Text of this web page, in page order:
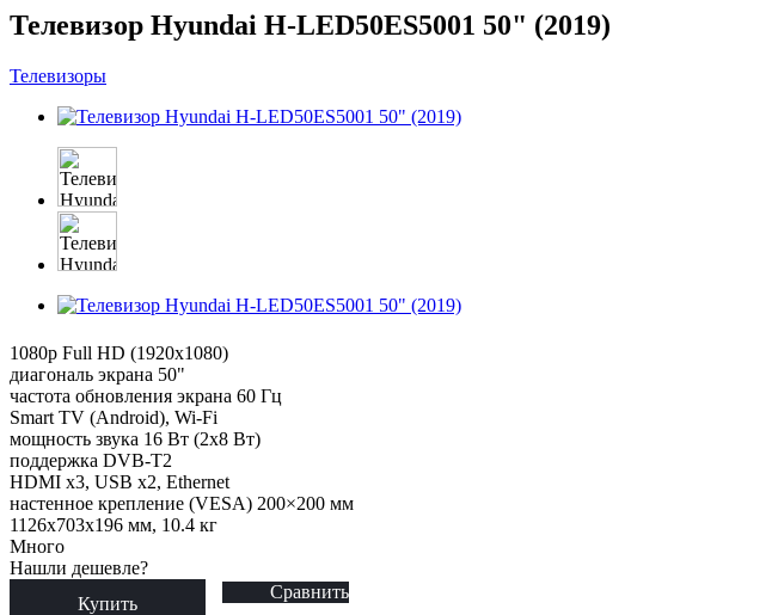
Телевизор Hyundai H-LED50ES5001 50" (2019)
Телевизоры
1080p Full HD (1920x1080)
диагональ экрана 50"
частота обновления экрана 60 Гц
Smart TV (Android), Wi-Fi
мощность звука 16 Вт (2x8 Вт)
поддержка DVB-T2
HDMI x3, USB x2, Ethernet
настенное крепление (VESA) 200×200 мм
1126x703x196 мм, 10.4 кг
Много
Нашли дешевле?
Купить
Сравнить